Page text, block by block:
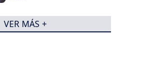
VER MÁS +